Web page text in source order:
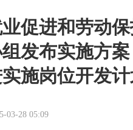
促进和劳动
发布实施方
施岗位开发计
03-28 05:09